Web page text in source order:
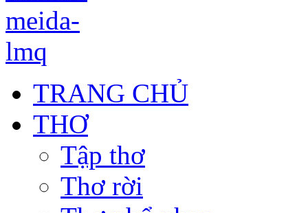
TRANG CHỦ
THƠ
Tập thơ
Thơ rời